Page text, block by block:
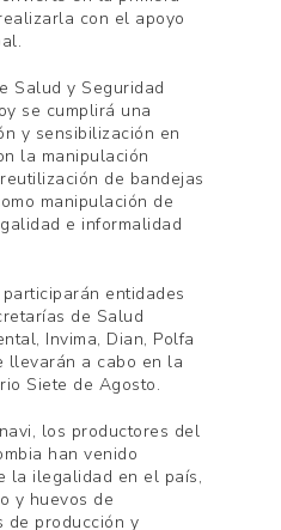
con el apoyo
Salud y Seguridad
se cumplirá una
y sensibilización en
la manipulación
de bandejas
manipulación de
e informalidad
entidades
de Salud
Invima, Dian, Polfa
llevarán a cabo en la
Siete de Agosto.
los productores del
han venido
la ilegalidad en el país,
y huevos de
de producción y